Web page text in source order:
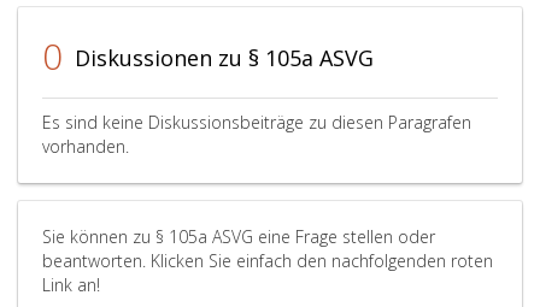
0 Diskussionen zu § 105a ASVG
Es sind keine Diskussionsbeiträge zu diesen Paragrafen
vorhanden.
Sie können zu § 105a ASVG eine Frage stellen oder
beantworten. Klicken Sie einfach den nachfolgenden roten
Link an!